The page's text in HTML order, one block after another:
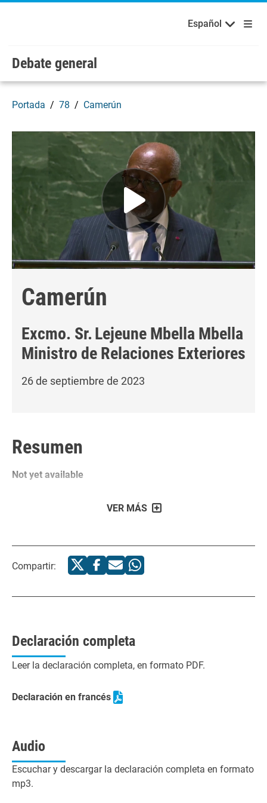
Skip to main content / navigation
Bienvenidos a las Naciones Unidas
Español
Debate general
Portada 78 Camerún
Camerún
Excmo. Sr.Lejeune Mbella Mbella
Ministro de Relaciones Exteriores
26 de septiembre de 2023
Resumen
Not yet available
VER MÁS
Compartir:
Declaración completa
Leer la declaración completa, en formato PDF.
Declaración en francés
Audio
Escuchar y descargar la declaración completa en formato
mp3.